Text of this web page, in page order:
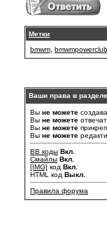
Метки
bmwm bmwmpowerclub
Ваши права в разделе
Вы не можете
Вы не можете
Вы не можете
Вы не можете
BB коды Вкл.
Смайлы Вкл.
[IMG] код Вкл.
HTML код Выкл.
Правила форума